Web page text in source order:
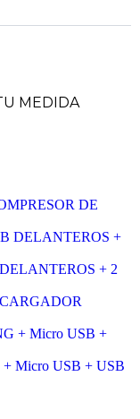
MEDIDA
DE
+ 2
CARGADOR
Micro USB + USB